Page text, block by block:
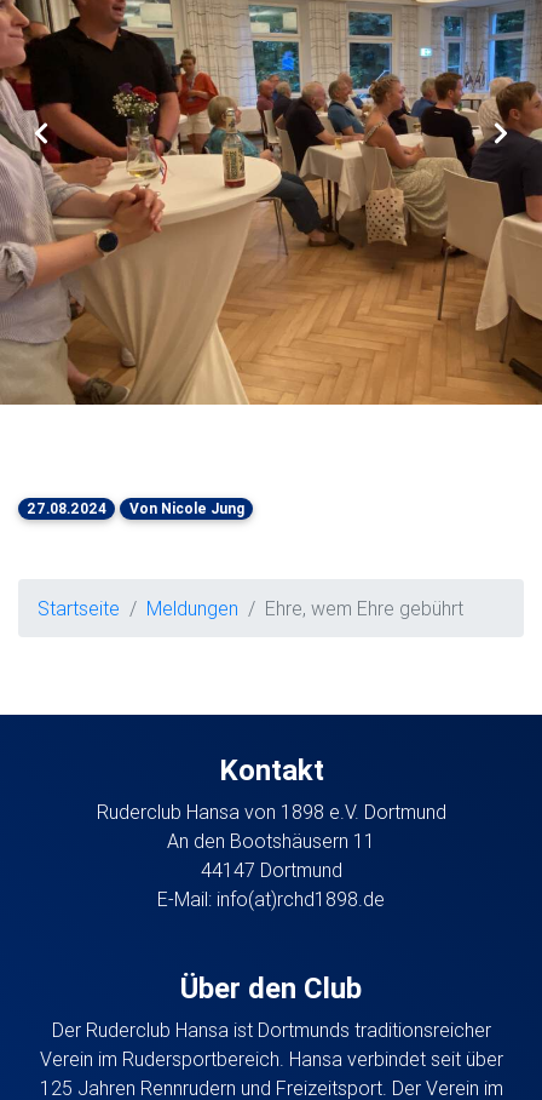
Zurück
27.08.2024 Von Nicole Jung
Startseite Meldungen Ehre, wem Ehre gebührt
Kontakt
Ruderclub Hansa von 1898 e.V. Dortmund
An den Bootshäusern 11
44147 Dortmund
E-Mail: info(at)rchd1898.de
Über den Club
Der Ruderclub Hansa ist Dortmunds traditionsreicher
Verein im Rudersportbereich. Hansa verbindet seit über
125 Jahren Rennrudern und Freizeitsport. Der Verein im